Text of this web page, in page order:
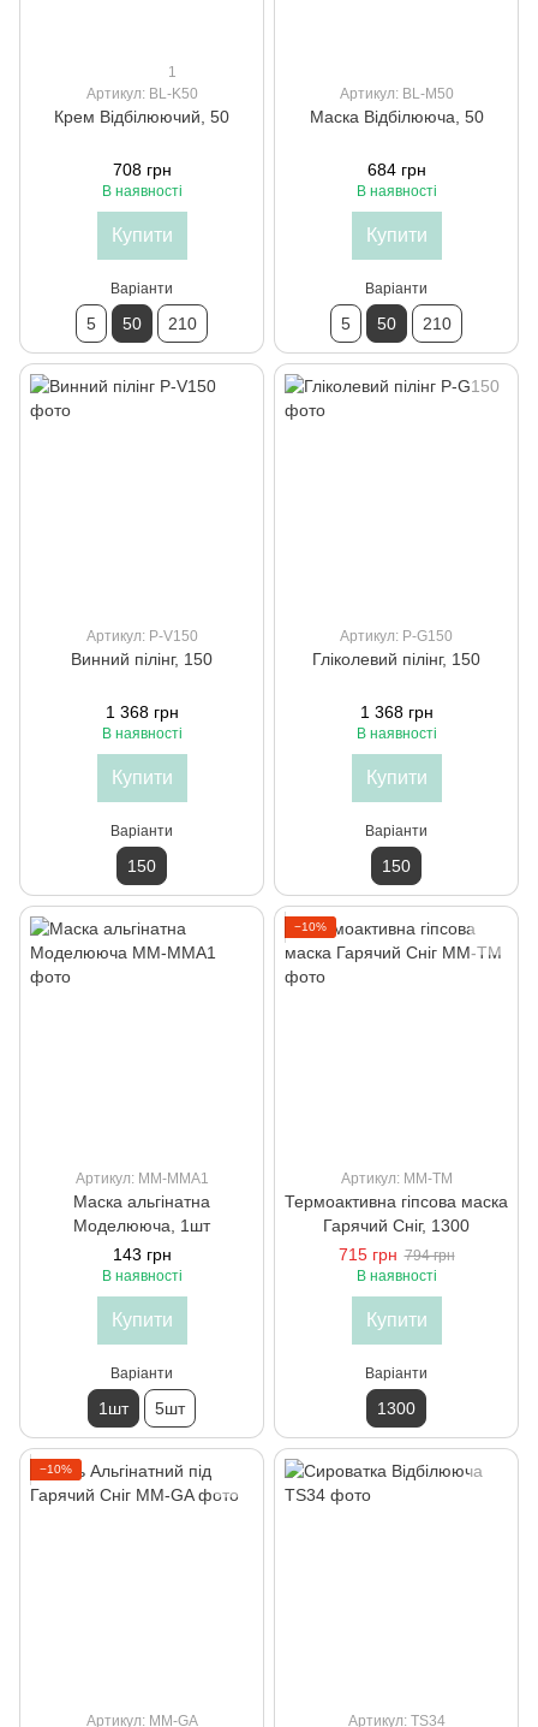
1
Артикул: BL-K50
Крем Відбілюючий, 50
708 грн
В наявності
Купити
Варіанти
5 50 210
Артикул: BL-M50
Маска Відбілююча, 50
684 грн
В наявності
Купити
Варіанти
5 50 210
Артикул: P-V150
Винний пілінг, 150
1 368 грн
В наявності
Купити
Варіанти
150
Артикул: P-G150
Гліколевий пілінг, 150
1 368 грн
В наявності
Купити
Варіанти
150
Артикул: ММ-ММА1
Маска альгінатна
Моделююча, 1шт
143 грн
В наявності
Купити
Варіанти
1шт 5шт
−10%
Артикул: ММ-TM
Термоактивна гіпсова маска
Гарячий Сніг, 1300
715 грн 794 грн
В наявності
Купити
Варіанти
1300
−10%
Артикул: ММ-GA Артикул: TS34